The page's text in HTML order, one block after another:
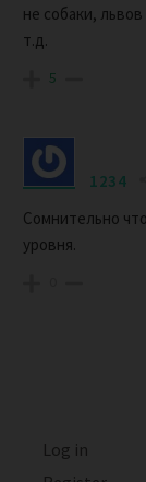
не собаки,
т.д.
5
1234
Сомнительно
уровня.
Log in